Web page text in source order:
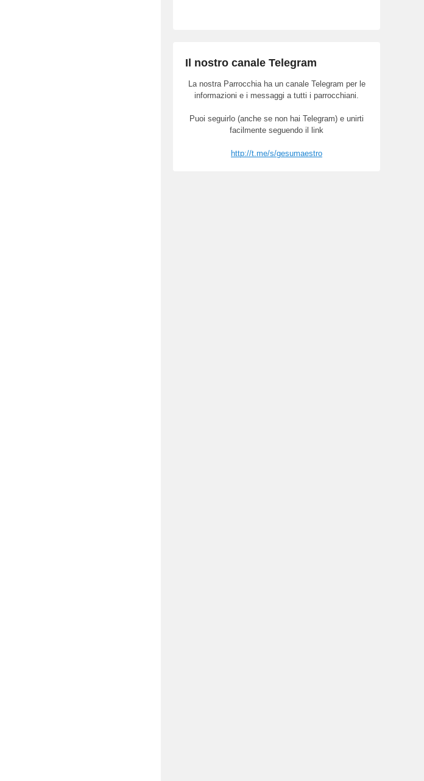
Il nostro canale Telegram
La nostra Parrocchia ha un canale Telegram per le
informazioni e i messaggi a tutti i parrocchiani.
Puoi seguirlo (anche se non hai Telegram) e unirti
facilmente seguendo il link
http://t.me/s/gesumaestro